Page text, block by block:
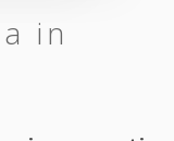
in